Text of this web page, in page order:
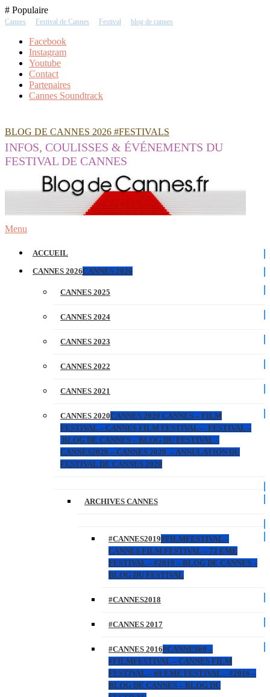
Skip
To
# Populaire
Cannes Festival de Cannes Festival blog de cannes
Facebook
Instagram
Youtube
Contact
Partenaires
Cannes Soundtrack
BLOG DE CANNES 2026 #FESTIVALS
INFOS, COULISSES & ÉVÉNEMENTS DU
FESTIVAL DE CANNES
Menu
ACCUEIL
CANNES 2026CANNES 2026
CANNES 2025
CANNES 2024
CANNES 2023
CANNES 2022
CANNES 2021
CANNES 2020CANNES 2020 CANNES – FILM
FESTIVAL – CANNES FILM FESTIVAL – FESTIVAL –
BLOG DE CANNES – BLOG DU FESTIVAL –
CANNES2020 – CANNES 2020 – ANNULATION DU
FESTIVAL DE CANNES 2020
ARCHIVES CANNES
#CANNES2019#FILMFESTIVAL –
CANNES FILM FESTIVAL – 72 EME
FESTIVAL – #2019 – BLOG DE CANNES –
BLOG DU FESTIVAL
#CANNES2018
#CANNES 2017
#CANNES 2016#CANNES69 –
#FILMFESTIVAL – CANNES FILM
FESTIVAL – 69 EME FESTIVAL – #2016 –
BLOG DE CANNES – BLOG DU